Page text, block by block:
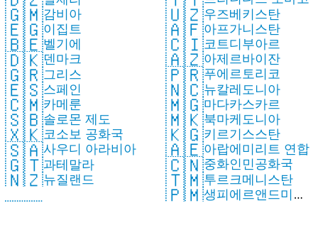
🇬🇲감비아
🇪🇬이집트
🇧🇪벨기에
🇩🇰덴마크
🇬🇷그리스
🇪🇸스페인
🇨🇲카메룬
🇸🇧솔로몬 제도
🇽🇰코소보 공화국
🇸🇦사우디 아라비아
🇬🇹과테말라
🇳🇿뉴질랜드
🇺🇿우즈베키스탄
🇦🇫아프가니스탄
🇨🇮코트디부아르
🇦🇿아제르바이잔
🇵🇷푸에르토리코
🇳🇨뉴칼레도니아
🇲🇬마다카스카르
🇲🇰북마케도니아
🇰🇬키르기스스탄
🇦🇪아랍에미리트 연합
🇨🇳중화인민공화국
🇹🇲투르크메니스탄
🇵🇲생피에르앤드미클